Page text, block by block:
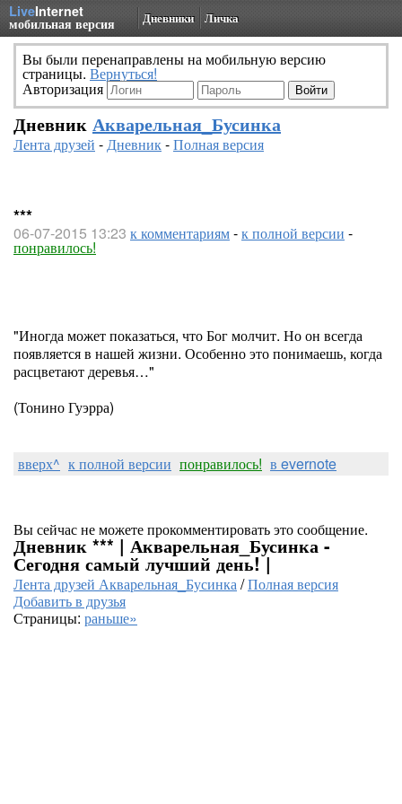
LiveInternet
мобильная версия Дневники Личка
Вы были перенаправлены на мобильную версию
страницы. Вернуться!
Авторизация
Дневник Акварельная_Бусинка
Лента друзей -Дневник-Полная версия
***
06-07-2015 13:23 к комментариям-к полной версии -
понравилось!
"Иногда может показаться, что Бог молчит. Но он всегда
появляется в нашей жизни. Особенно это понимаешь, когда
расцветают деревья…"
(Тонино Гуэрра)
вверх^ к полной версии понравилось! в evernote
Вы сейчас не можете прокомментировать это сообщение.
Дневник *** | Акварельная_Бусинка -
Сегодня самый лучший день! |
Лента друзей Акварельная_Бусинка/Полная версия
Добавить в друзья
Страницы: раньше»